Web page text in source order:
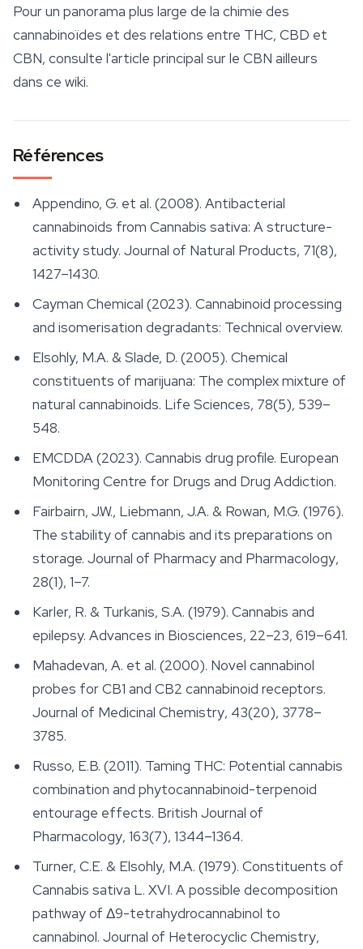
Pour un panorama plus large de la chimie des
cannabinoïdes et des relations entre THC, CBD et
CBN, consulte l'article principal sur le CBN ailleurs
dans ce wiki.
Références
Appendino, G. et al. (2008). Antibacterial
cannabinoids from Cannabis sativa: A structure-
activity study. Journal of Natural Products, 71(8),
1427–1430.
Cayman Chemical (2023). Cannabinoid processing
and isomerisation degradants: Technical overview.
Elsohly, M.A. & Slade, D. (2005). Chemical
constituents of marijuana: The complex mixture of
natural cannabinoids. Life Sciences, 78(5), 539–
548.
EMCDDA (2023). Cannabis drug profile. European
Monitoring Centre for Drugs and Drug Addiction.
Fairbairn, J.W., Liebmann, J.A. & Rowan, M.G. (1976).
The stability of cannabis and its preparations on
storage. Journal of Pharmacy and Pharmacology,
28(1), 1–7.
Karler, R. & Turkanis, S.A. (1979). Cannabis and
epilepsy. Advances in Biosciences, 22–23, 619–641.
Mahadevan, A. et al. (2000). Novel cannabinol
probes for CB1 and CB2 cannabinoid receptors.
Journal of Medicinal Chemistry, 43(20), 3778–
3785.
Russo, E.B. (2011). Taming THC: Potential cannabis
combination and phytocannabinoid-terpenoid
entourage effects. British Journal of
Pharmacology, 163(7), 1344–1364.
Turner, C.E. & Elsohly, M.A. (1979). Constituents of
Cannabis sativa L. XVI. A possible decomposition
pathway of Δ9-tetrahydrocannabinol to
cannabinol. Journal of Heterocyclic Chemistry,